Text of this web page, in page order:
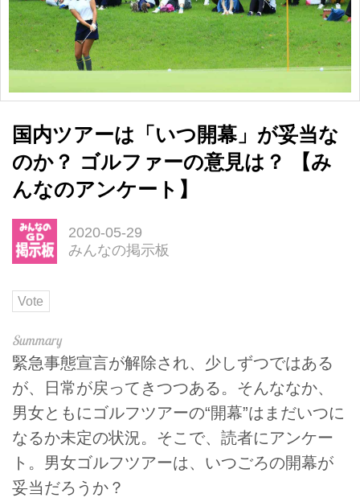
国内ツアーは「いつ開幕」が妥当な
のか？ ゴルファーの意見は？ 【み
んなのアンケート】
2020-05-29
みんなの掲示板
Vote
緊急事態宣言が解除され、少しずつではある
が、日常が戻ってきつつある。そんななか、
男女ともにゴルフツアーの“開幕”はまだいつに
なるか未定の状況。そこで、読者にアンケー
ト。男女ゴルフツアーは、いつごろの開幕が
妥当だろうか？